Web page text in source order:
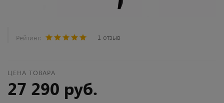
Рейтинг: 1 отзыв
ЦЕНА ТОВАРА
27 290 руб.